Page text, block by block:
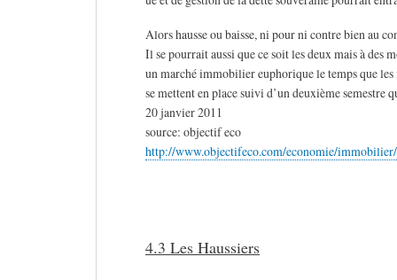
Alors hausse ou baisse, ni pour ni contre bien au
Il se pourrait aussi que ce soit les deux mais à des
un marché immobilier euphorique le temps que
se mettent en place suivi d’un deuxième semestre
20 janvier 2011
source: objectif eco
http://www.objectifeco.com/economie/
4.3 Les Haussiers